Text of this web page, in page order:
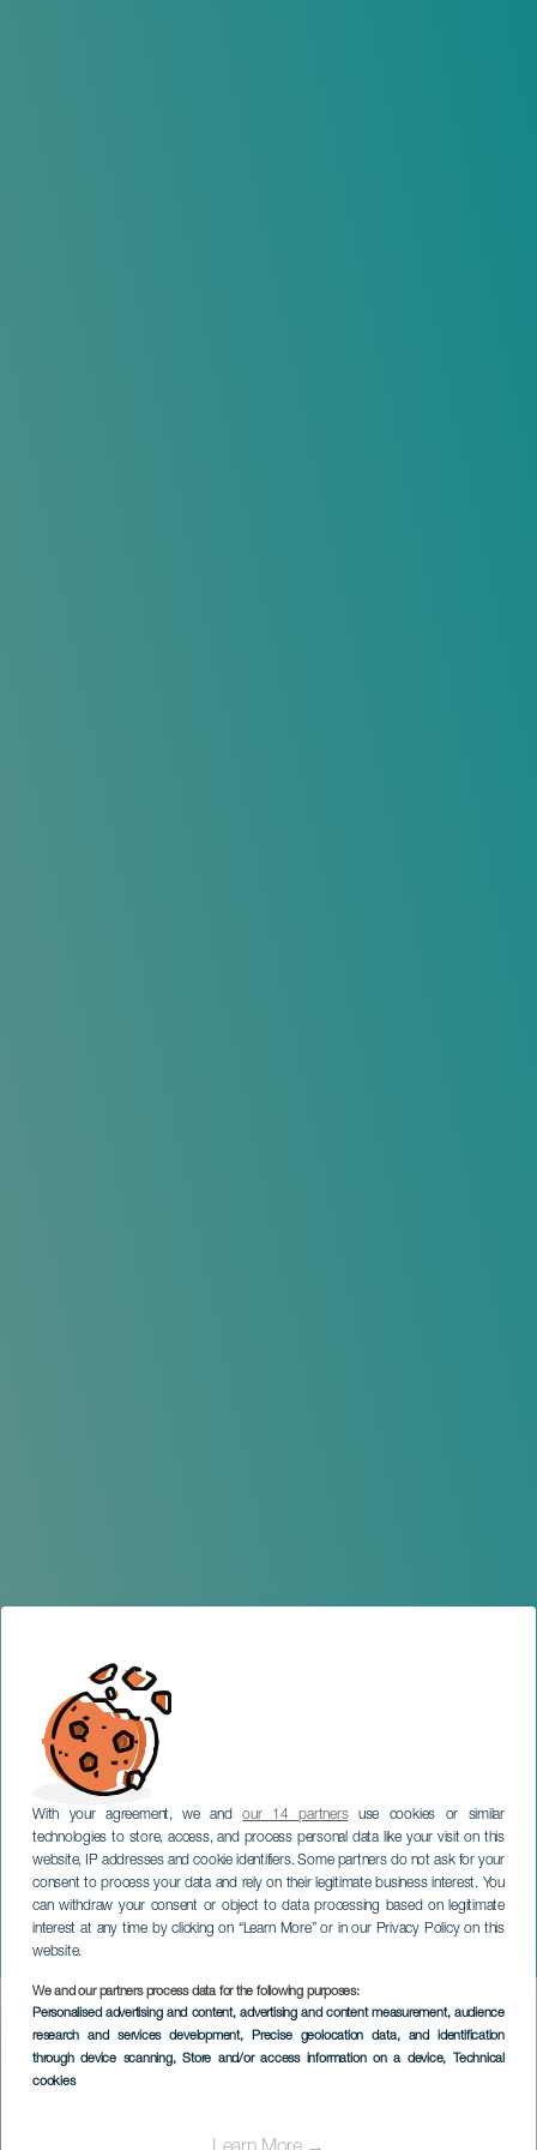
With your agreement, we andour 14 partnersuse cookies or similar
technologies to store, access, and process personal data like your visit on this
website, IP addresses and cookie identifiers. Some partners do not ask for your
consent to process your data and rely on their legitimate business interest. You
can withdraw your consent or object to data processing based on legitimate
interest at any time by clicking on “Learn More” or in our Privacy Policy on this
website.
We and our partners process data for the following purposes:
Personalised advertising and content, advertising and content measurement, audience
research and services development, Precise geolocation data, and identification
through device scanning, Store and/or access information on a device, Technical
cookies
Tradisjonelt karneval i
Arrecife
LANZAROTE
Imagen
Listado